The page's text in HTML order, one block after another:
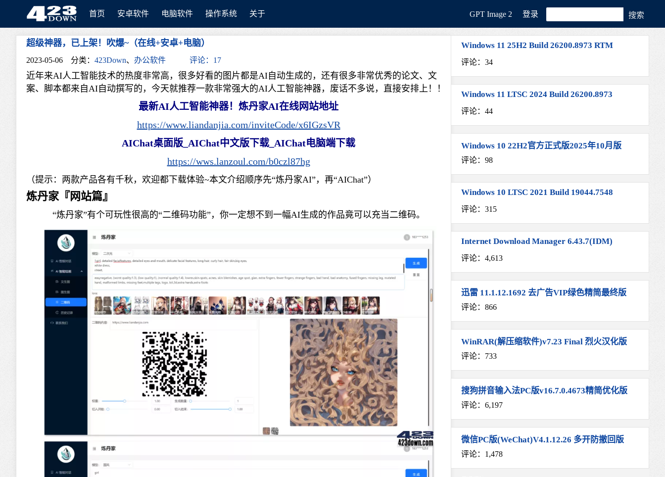
首页 安卓软件 电脑软件 操作系统 关于 GРT Image 2 登录
超级神器，已上架！吹爆~（在线+安卓+电脑）
2023-05-06 分类： 423Down、 办公软件 评论：17
近年来AI人工智能技术的热度非常高，很多好看的图片都是AI自动生成的，还有很多非常优秀的论文、文
案、脚本都来自AI自动撰写的，今天就推荐一款非常强大的AI人工智能神器，废话不多说，直接安排上！！
最新AI人工智能神器！炼丹家AI在线网站地址
https://www.liandanjia.com/inviteCode/x6IGzsVR
AIChat桌面版_AIChat中文版下载_AIChat电脑端下载
https://wws.lanzoul.com/b0czl87hg
（提示：两款产品各有千秋，欢迎都下载体验~本文介绍顺序先“炼丹家AI”，再“AIChat”）
炼丹家『网站篇』
“炼丹家”有个可玩性很高的“二维码功能”，你一定想不到一幅AI生成的作品竟可以充当二维码。
Windows 11 25H2 Build 26200.8973 RTM
评论：34
Windows 11 LTSC 2024 Build 26200.8973
评论：44
Windows 10 22H2官方正式版2025年10月版
评论：98
Windows 10 LTSC 2021 Build 19044.7548
评论：315
Internet Download Manager 6.43.7(IDM)
评论：4,613
迅雷 11.1.12.1692 去广告VIP绿色精简最终版
评论：866
WinRAR(解压缩软件)v7.23 Final 烈火汉化版
评论：733
搜狗拼音输入法PC版v16.7.0.4673精简优化版
评论：6,197
微信PC版(WeChat)V4.1.12.26 多开防撤回版
评论：1,478